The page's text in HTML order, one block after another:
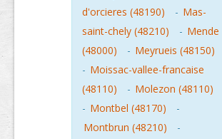
d'orcieres (48190)
- Mas-
saint-chely (48210)
- Mende
(48000)
- Meyrueis (48150)
- Moissac-vallee-francaise
(48110)
- Molezon (48110)
- Montbel (48170)
-
Montbrun (48210)
-